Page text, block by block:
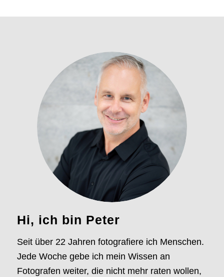
Hi, ich bin Peter
Seit über 22 Jahren fotografiere ich Menschen.
Jede Woche gebe ich mein Wissen an
Fotografen weiter, die nicht mehr raten wollen,